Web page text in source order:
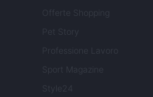
Offerte Shopping
Pet Story
Professione Lavoro
Sport Magazine
Style24